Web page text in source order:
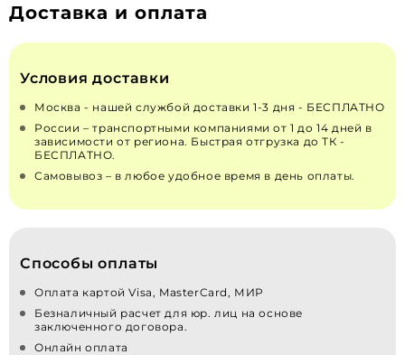
Доставка и оплата
Условия доставки
Москва - нашей службой доставки 1-3 дня - БЕСПЛАТНО
России – транспортными компаниями от 1 до 14 дней в
зависимости от региона. Быстрая отгрузка до ТК -
БЕСПЛАТНО.
Самовывоз – в любое удобное время в день оплаты.
Способы оплаты
Оплата картой Visa, MasterCard, МИР
Безналичный расчет для юр. лиц на основе
заключенного договора.
Онлайн оплата